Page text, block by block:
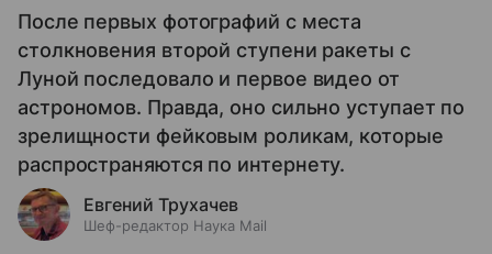
После первых фотографий с места
столкновения второй ступени ракеты с
Луной последовало и первое видео от
астрономов. Правда, оно сильно уступает по
зрелищности фейковым роликам, которые
распространяются по интернету.
Евгений Трухачев
Шеф-редактор Наука Mail